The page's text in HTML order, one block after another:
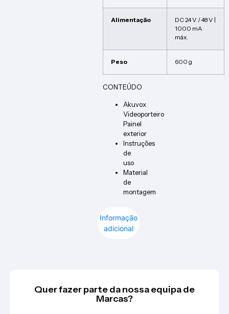
Informação
adicional
Alimentação
DC 24 V / 48 V |
1000 mA
máx.
Peso 600 g
CONTEÚDO
Akuvox
Videoporteiro
Painel
exterior
Instruções
de
uso
Material
de
montagem
Quer fazer parte da nossa equipa de
Marcas?